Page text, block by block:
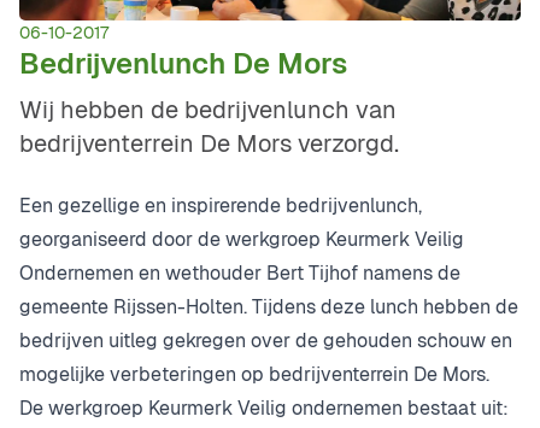
06-10-2017
Bedrijvenlunch De Mors
Wij hebben de bedrijvenlunch van
bedrijventerrein De Mors verzorgd.
Een gezellige en inspirerende bedrijvenlunch,
georganiseerd door de werkgroep Keurmerk Veilig
Ondernemen en wethouder Bert Tijhof namens de
gemeente Rijssen-Holten. Tijdens deze lunch hebben de
bedrijven uitleg gekregen over de gehouden schouw en
mogelijke verbeteringen op bedrijventerrein De Mors.
De werkgroep Keurmerk Veilig ondernemen bestaat uit: